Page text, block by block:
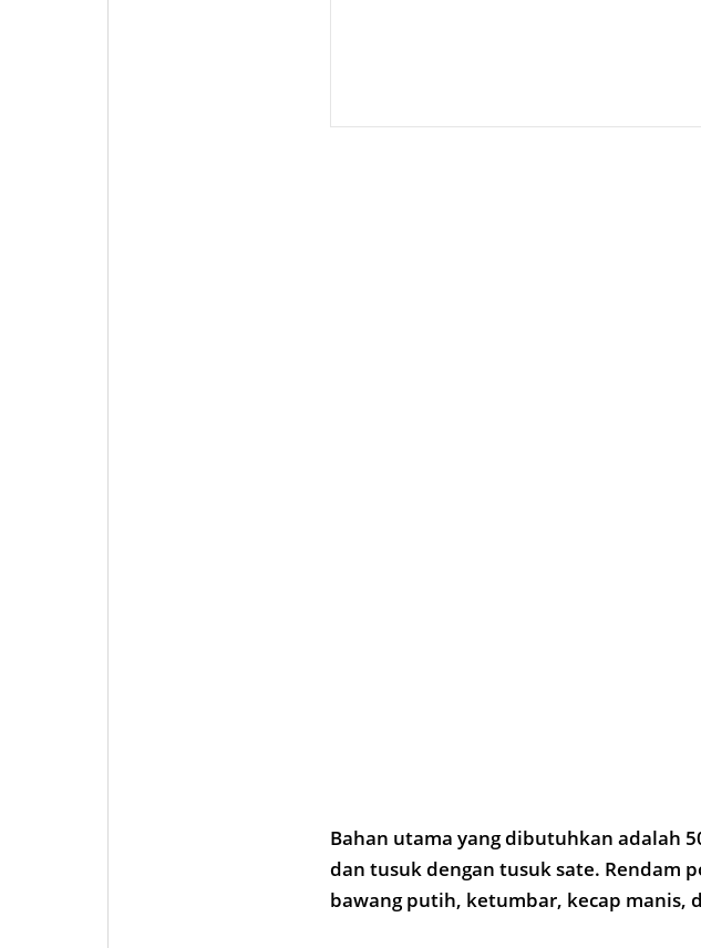
Bahan utama yang dibutuhkan adalah
dan tusuk dengan tusuk sate. Rendam
bawang putih, ketumbar, kecap manis,